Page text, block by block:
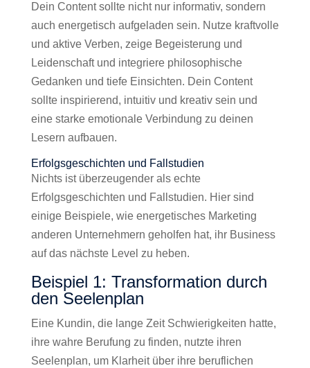
Dein Content sollte nicht nur informativ, sondern
auch energetisch aufgeladen sein. Nutze kraftvolle
und aktive Verben, zeige Begeisterung und
Leidenschaft und integriere philosophische
Gedanken und tiefe Einsichten. Dein Content
sollte inspirierend, intuitiv und kreativ sein und
eine starke emotionale Verbindung zu deinen
Lesern aufbauen.
Erfolgsgeschichten und Fallstudien
Nichts ist überzeugender als echte
Erfolgsgeschichten und Fallstudien. Hier sind
einige Beispiele, wie energetisches Marketing
anderen Unternehmern geholfen hat, ihr Business
auf das nächste Level zu heben.
Beispiel 1: Transformation durch
den Seelenplan
Eine Kundin, die lange Zeit Schwierigkeiten hatte,
ihre wahre Berufung zu finden, nutzte ihren
Seelenplan, um Klarheit über ihre beruflichen